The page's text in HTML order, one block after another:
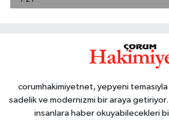
corumhakimiyetnet, yepyeni
sadelik ve modernizmi bir araya getiriyor.
insanlara haber okuyabilecekleri